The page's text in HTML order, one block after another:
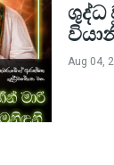
ශුද්ධ
Aug 04,